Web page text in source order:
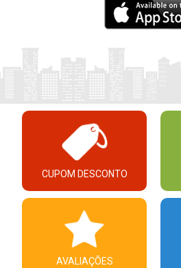
CUPOM DESCONTO
AVALIAÇÕES